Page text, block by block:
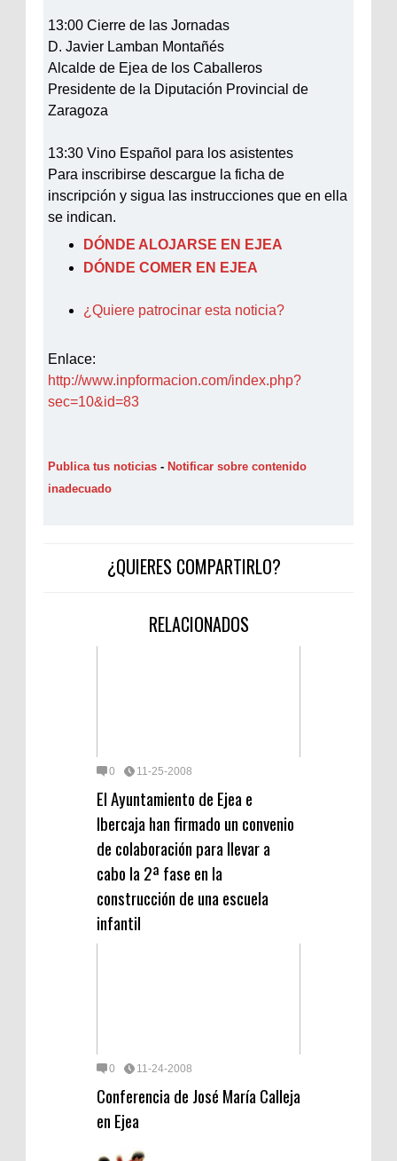
13:00 Cierre de las Jornadas
D. Javier Lamban Montañés
Alcalde de Ejea de los Caballeros
Presidente de la Diputación Provincial de
Zaragoza
13:30 Vino Español para los asistentes
Para inscribirse descargue la ficha de
inscripción y sigua las instrucciones que en ella
se indican.
DÓNDE ALOJARSE EN EJEA
DÓNDE COMER EN EJEA
¿Quiere patrocinar esta noticia?
Enlace:
http://www.inpformacion.com/index.php?
sec=10&id=83
Publica tus noticias - Notificar sobre contenido
inadecuado
¿QUIERES COMPARTIRLO?
RELACIONADOS
0 11-25-2008
El Ayuntamiento de Ejea e
Ibercaja han firmado un convenio
de colaboración para llevar a
cabo la 2ª fase en la
construcción de una escuela
infantil
0 11-24-2008
Conferencia de José María Calleja
en Ejea